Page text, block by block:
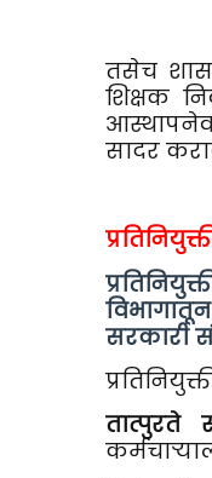
तसेच
शिक्षक
सादर
सरकारी
तात्पुरते